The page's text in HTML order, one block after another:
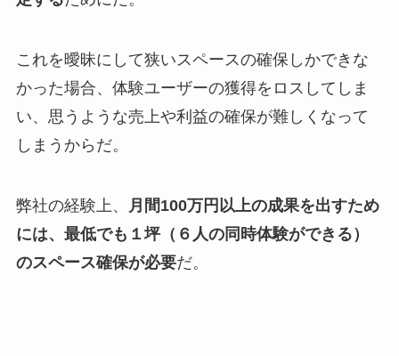
これを曖昧にして狭いスペースの確保しかできな
かった場合、体験ユーザーの獲得をロスしてしま
い、思うような売上や利益の確保が難しくなって
しまうからだ。
弊社の経験上、
月間100万円以上の成果を出すため
には、最低でも１坪（６人の同時体験ができる）
のスペース確保が必要だ。